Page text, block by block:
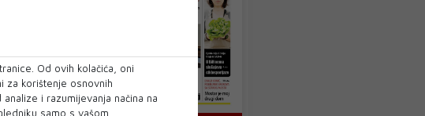
-
ItalijeOd ovih kolačića, oni
za korištenje osnovnih
i razumijevanja načina na
samo s vašom